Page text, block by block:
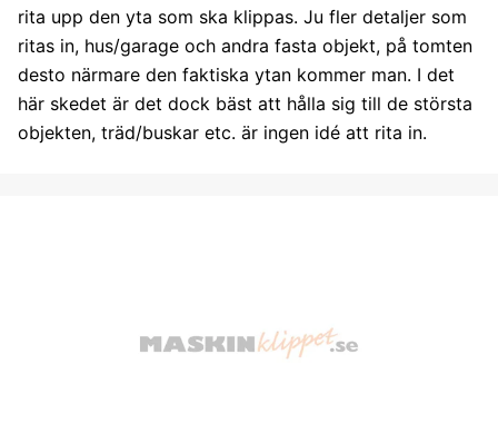
rita upp den yta som ska klippas. Ju fler detaljer som
ritas in, hus/garage och andra fasta objekt, på tomten
desto närmare den faktiska ytan kommer man. I det
här skedet är det dock bäst att hålla sig till de största
objekten, träd/buskar etc. är ingen idé att rita in.